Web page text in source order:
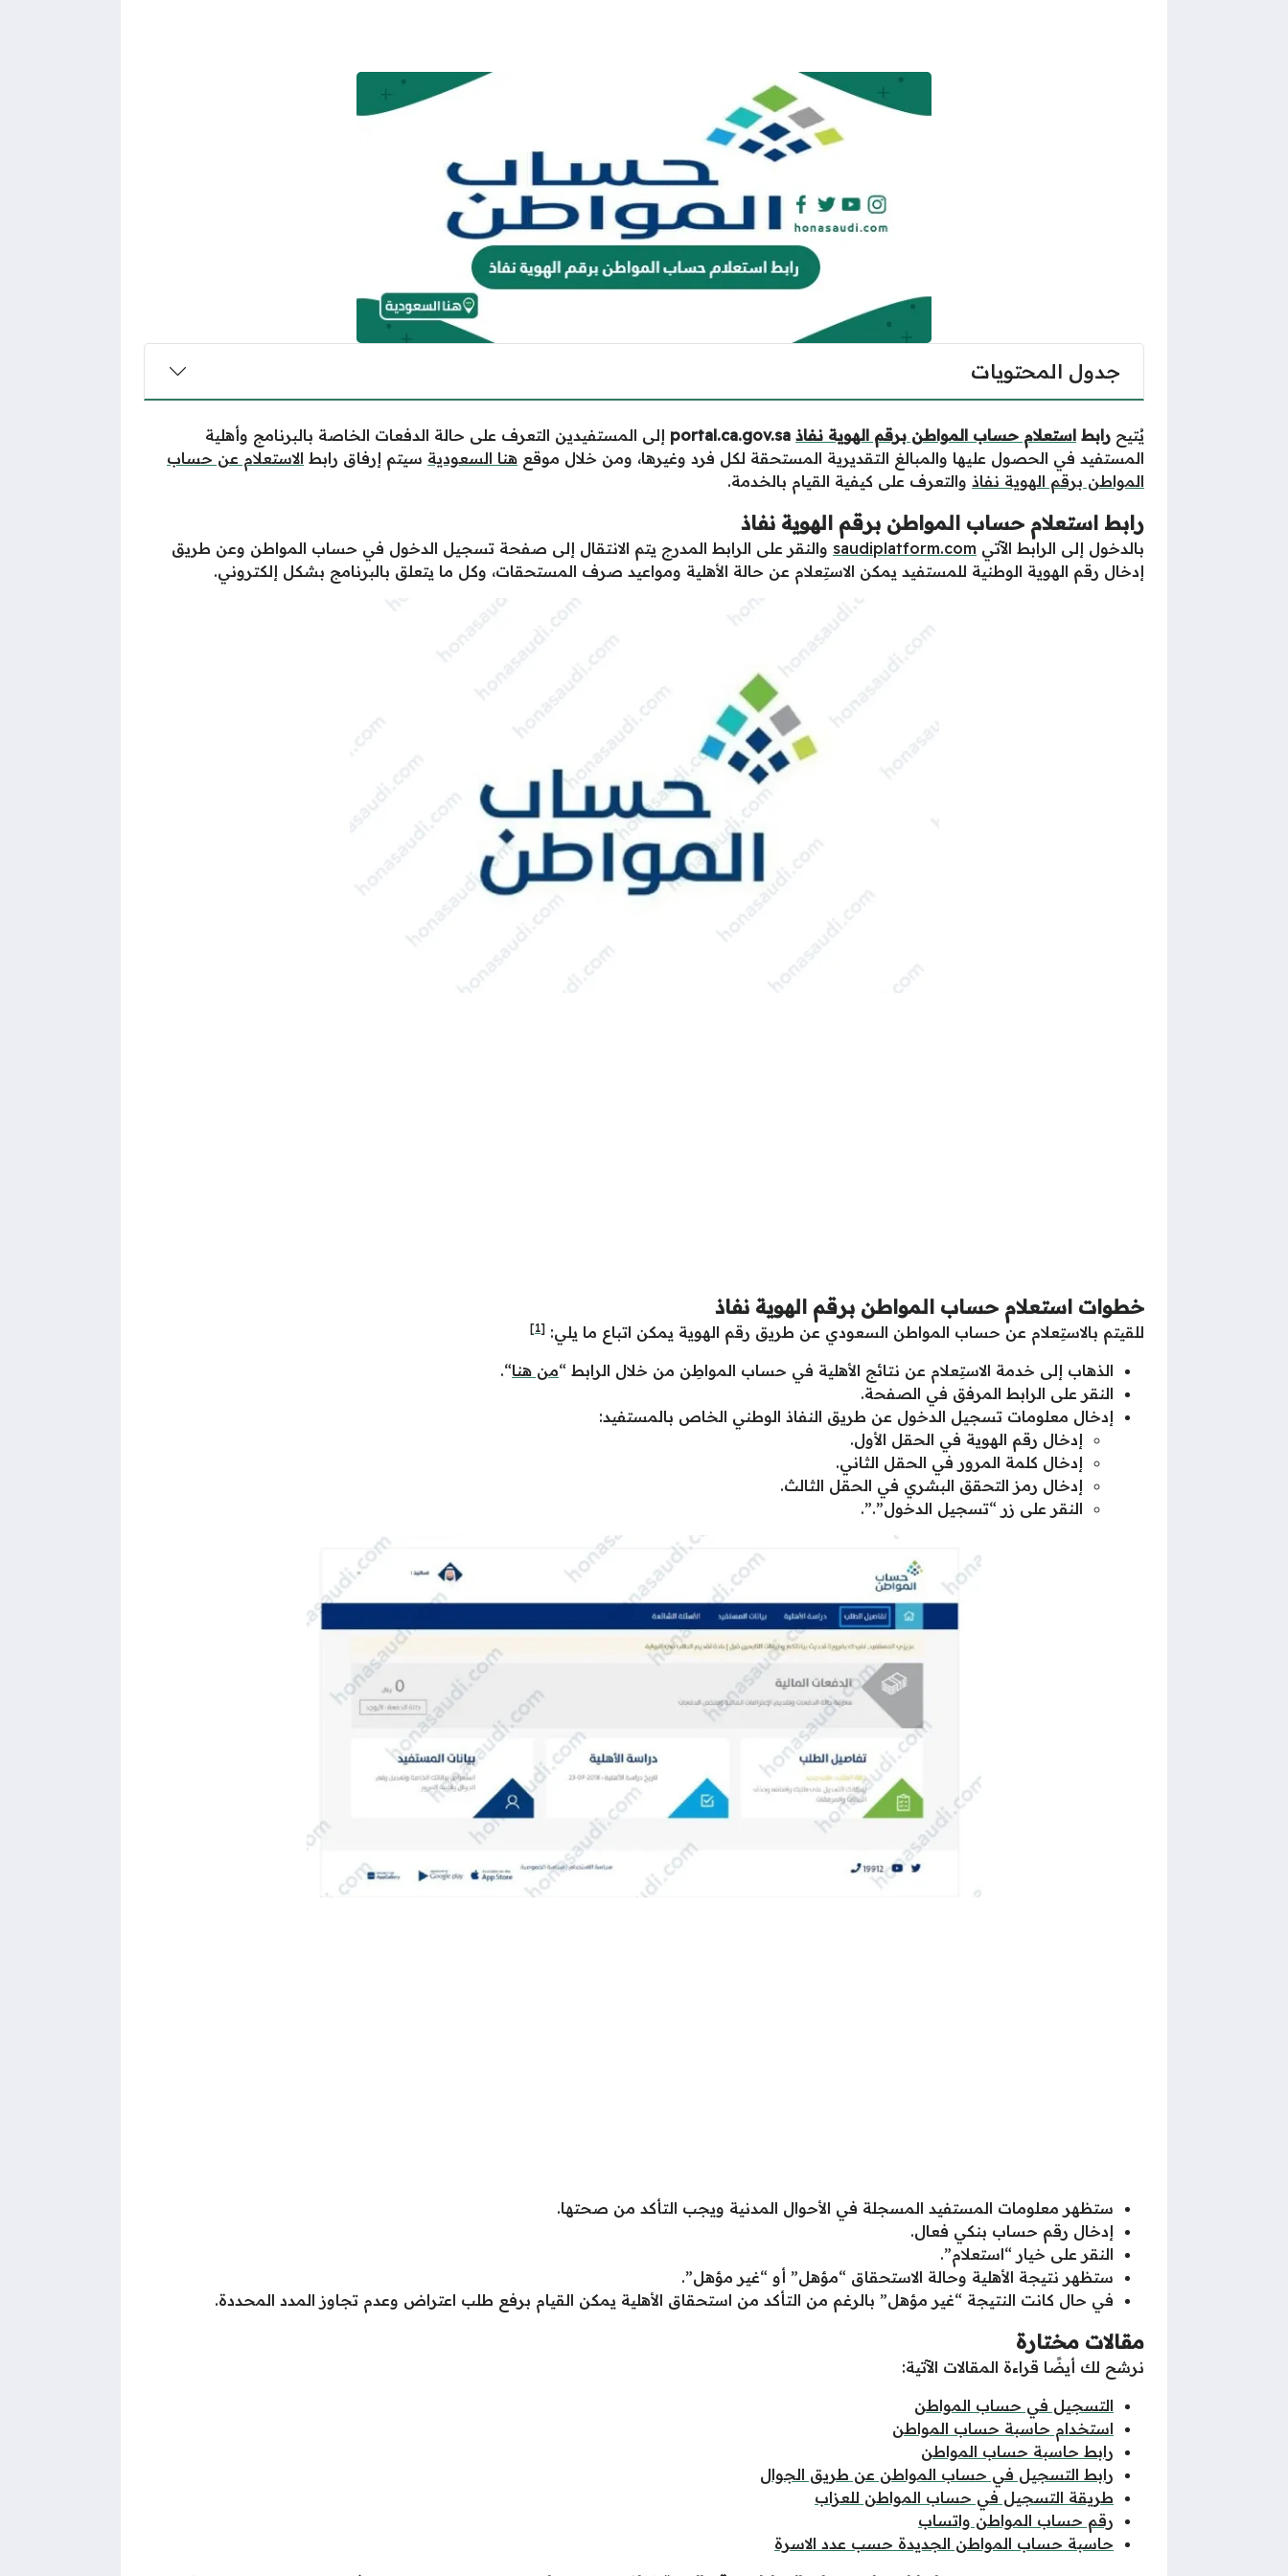
جدول المحتويات
يُتيح رابط استعلام حساب المواطن برقم الهوية نفاذ
إلى المستفيدين التعرف على حالة الدفعات الخاصة بالبرنامج وأهلية
المستفيد في الحصول عليها والمبالغ التقديرية المستحقة لكل فرد وغيرها، ومن خلال موقع هنا السعودية سيتم إرفاق رابط الاستعلام عن حساب
المواطن برقم الهوية نفاذ والتعرف على كيفية القيام بالخدمة.
رابط استعلام حساب المواطن برقم الهوية نفاذ
بالدخول إلى الرابط الآتي saudiplatform.com والنقر على الرابط المدرج يتم الانتقال إلى صفحة تسجيل الدخول في حساب المواطن وعن طريق
إدخال رقم الهوية الوطنية للمستفيد يمكن الاستِعلام عن حالة الأهلية ومواعيد صرف المستحقات، وكل ما يتعلق بالبرنامج بشكل إلكتروني.
خطوات استعلام حساب المواطن برقم الهوية نفاذ
للقيتم بالاستِعلام عن حساب المواطن السعودي عن طريق رقم الهوية يمكن اتباع ما يلي: [1]
الذهاب إلى خدمة الاستِعلام عن نتائج الأهلية في حساب المواطِن من خلال الرابط “من هنا“.
النقر على الرابط المرفق في الصفحة.
إدخال معلومات تسجيل الدخول عن طريق النفاذ الوطني الخاص بالمستفيد:
إدخال رقم الهوية في الحقل الأول.
إدخال كلمة المرور في الحقل الثاني.
إدخال رمز التحقق البشري في الحقل الثالث.
النقر على زر “تسجيل الدخول”.”.
ستظهر معلومات المستفيد المسجلة في الأحوال المدنية ويجب التأكد من صحتها.
إدخال رقم حساب بنكي فعال.
النقر على خيار “استعلام”.
ستظهر نتيجة الأهلية وحالة الاستحقاق “مؤهل” أو “غير مؤهل”.
في حال كانت النتيجة “غير مؤهل” بالرغم من التأكد من استحقاق الأهلية يمكن القيام برفع طلب اعتراض وعدم تجاوز المدد المحددة.
مقالات مختارة
نرشح لك أيضًا قراءة المقالات الآتية:
التسجيل في حساب المواطن
استخدام حاسبة حساب المواطن
رابط حاسبة حساب المواطن
رابط التسجيل في حساب المواطن عن طريق الجوال
طريقة التسجيل في حساب المواطن للعزاب
رقم حساب المواطن واتساب
حاسبة حساب المواطن الجديدة حسب عدد الاسرة